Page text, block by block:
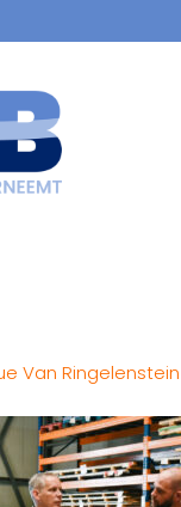
Van Ringelenstein